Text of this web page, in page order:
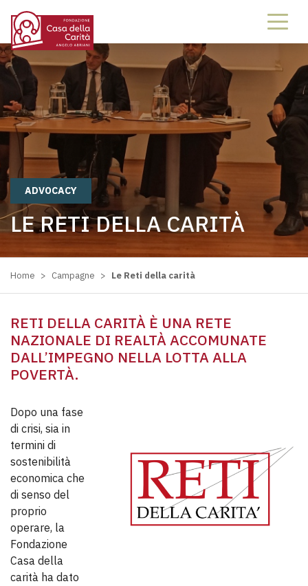
68736873
ADVOCACY
LE RETI DELLA CARITÀ
Home > Campagne > Le Reti della carità
RETI DELLA CARITÀ È UNA RETE
NAZIONALE DI REALTÀ ACCOMUNATE
DALL’IMPEGNO NELLA LOTTA ALLA
POVERTÀ.
Dopo una fase
di crisi, sia in
termini di
sostenibilità
economica che
di senso del
proprio
operare, la
Fondazione
Casa della
carità ha dato